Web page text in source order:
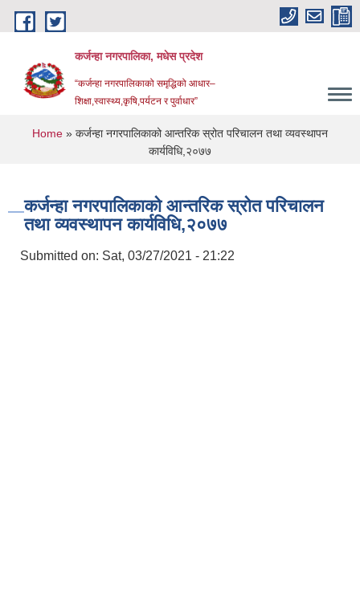
Skip to main content
कर्जन्हा नगरपालिका, मधेस प्रदेश
“कर्जन्हा नगरपालिकाको समृद्धिको आधार–
शिक्षा,स्वास्थ्य,कृषि,पर्यटन र पुर्वाधार”
You are here
Home » कर्जन्हा नगरपालिकाको आन्तरिक स्रोत परिचालन तथा व्यवस्थापन
कार्यविधि,२०७७
कर्जन्हा नगरपालिकाको आन्तरिक स्रोत परिचालन
तथा व्यवस्थापन कार्यविधि,२०७७
Submitted on: Sat, 03/27/2021 - 21:22